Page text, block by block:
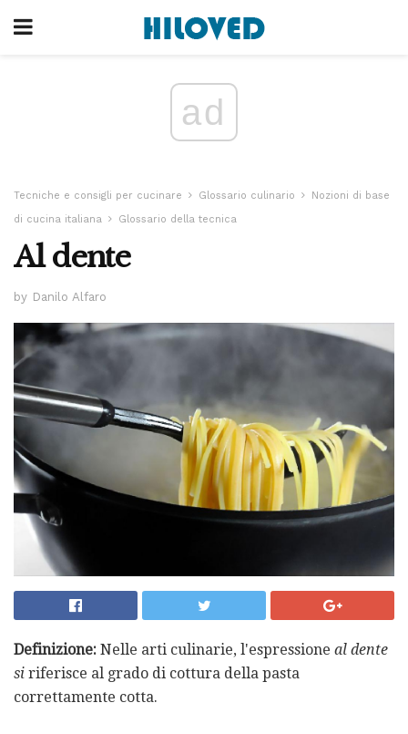
ad
Tecniche e consigli per cucinare Glossario culinario
Nozioni di base
di cucina italiana
Glossario della tecnica
Al dente
by Danilo Alfaro
Definizione: Nelle arti culinarie, l'espressione al dente
si riferisce al grado di cottura della pasta
correttamente cotta.